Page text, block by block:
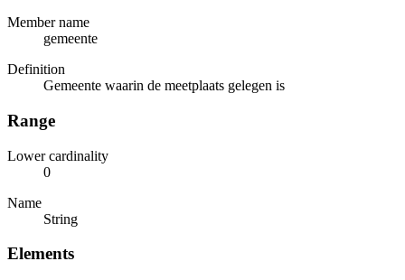
Member name
gemeente
Definition
Gemeente waarin de meetplaats gelegen is
Range
Lower cardinality
0
Name
String
Elements